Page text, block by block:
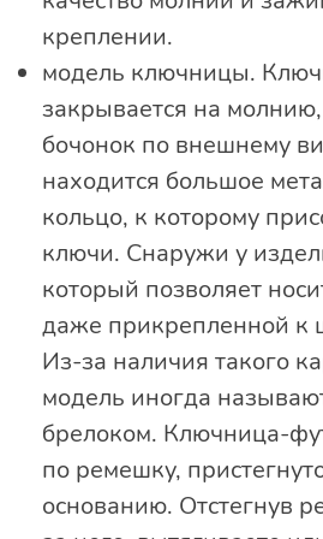
креплении.
модель ключницы.
закрывается на
бочонок по внешнему
находится большое
кольцо, к которому
ключи. Снаружи у
который позволяет
даже прикрепленной к
Из-за наличия такого
модель иногда
брелоком. Ключница-
по ремешку,
основанию. Отстегнув